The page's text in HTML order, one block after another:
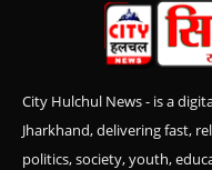
City Hulchul News - is a
Jharkhand, delivering fast,
politics, society, youth,